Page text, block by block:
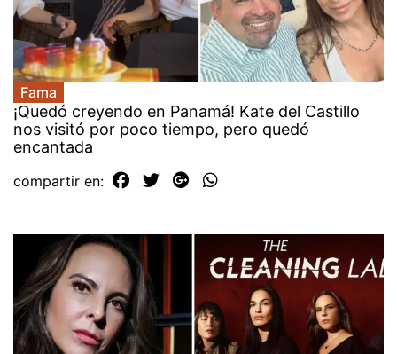
Fama
¡Quedó creyendo en Panamá! Kate del Castillo
nos visitó por poco tiempo, pero quedó
encantada
compartir en: